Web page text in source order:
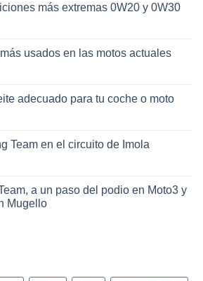
más extremas 0W20 y 0W30
usados en las motos actuales
adecuado para tu coche o moto
Team en el circuito de Imola
a un paso del podio en Moto3 y
Mugello